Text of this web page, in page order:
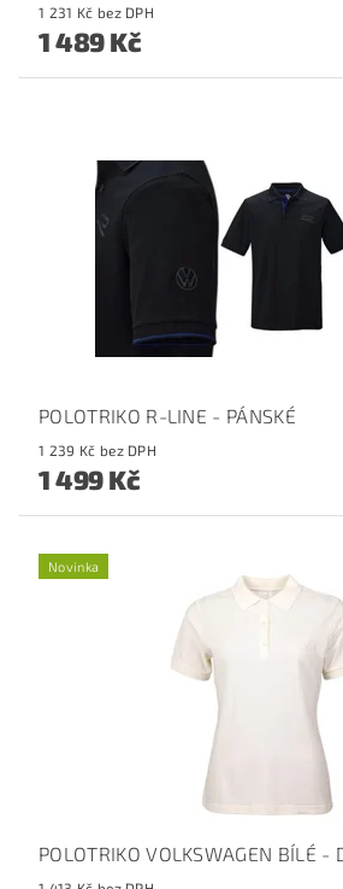
1 231 Kč bez DPH
1 489 Kč
POLOTRIKO R-LINE - PÁNSKÉ
1 239 Kč bez DPH
1 499 Kč
Novinka
POLOTRIKO VOLKSWAGEN BÍLÉ -